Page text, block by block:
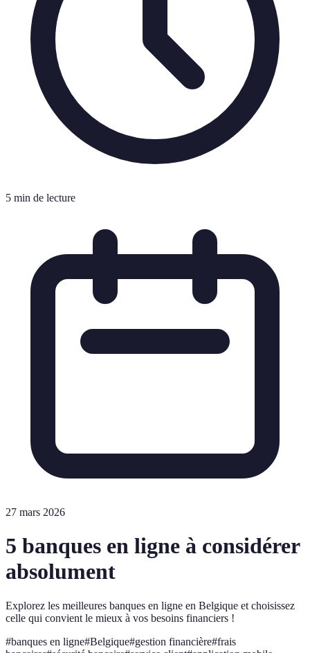
5 min de lecture
27 mars 2026
5 banques en ligne à considérer
absolument
Explorez les meilleures banques en ligne en Belgique et choisissez
celle qui convient le mieux à vos besoins financiers !
#banques en ligne#Belgique#gestion financière#frais